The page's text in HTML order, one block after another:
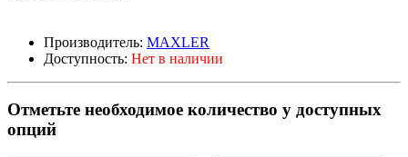
Производитель: MAXLER
Доступность: Нет в наличии
Отметьте необходимое количество у доступных
опций